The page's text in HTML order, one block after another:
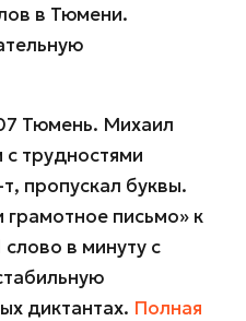
в Тюмени.
Тюмень. Михаил
трудностями
пропускал буквы.
грамотное письмо» к
в минуту с
диктантах. Полная